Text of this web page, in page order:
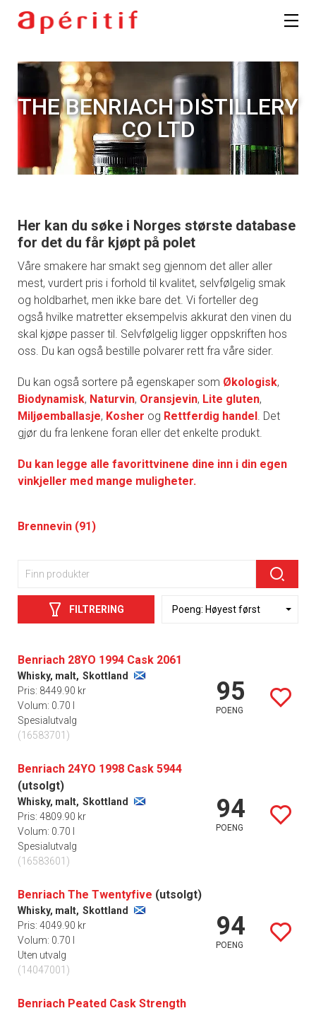
THE BENRIACH DISTILLERY
CO LTD
Her kan du søke i Norges største database
for det du får kjøpt på polet
Våre smakere har smakt seg gjennom det aller aller
mest, vurdert pris i forhold til kvalitet, selvfølgelig smak
og holdbarhet, men ikke bare det. Vi forteller deg
også hvilke matretter eksempelvis akkurat den vinen du
skal kjøpe passer til. Selvfølgelig ligger oppskriften hos
oss. Du kan også bestille polvarer rett fra våre sider.
Du kan også sortere på egenskaper som Økologisk,
Biodynamisk, Naturvin, Oransjevin, Lite gluten,
Miljøemballasje, Kosher og Rettferdig handel. Det
gjør du fra lenkene foran eller det enkelte produkt.
Du kan legge alle favorittvinene dine inn i din egen
vinkjeller med mange muligheter.
Brennevin (91)
FILTRERING
Benriach 28YO 1994 Cask 2061
Whisky, malt, Skottland
Pris: 8449.90 kr
Volum: 0.70 l
Spesialutvalg
(16583701)
95
POENG
Benriach 24YO 1998 Cask 5944
(utsolgt)
Whisky, malt, Skottland
Pris: 4809.90 kr
Volum: 0.70 l
Spesialutvalg
(16583601)
94
POENG
Benriach The Twentyfive (utsolgt)
Whisky, malt, Skottland
Pris: 4049.90 kr
Volum: 0.70 l
Uten utvalg
(14047001)
94
POENG
Benriach Peated Cask Strength